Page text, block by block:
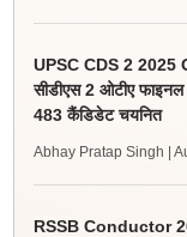
UPSC CDS 2 2025
सीडीएस 2 ओटीए
483 कैंडिडेट चयनित
Abhay Pratap Singh |
RSSB Conductor